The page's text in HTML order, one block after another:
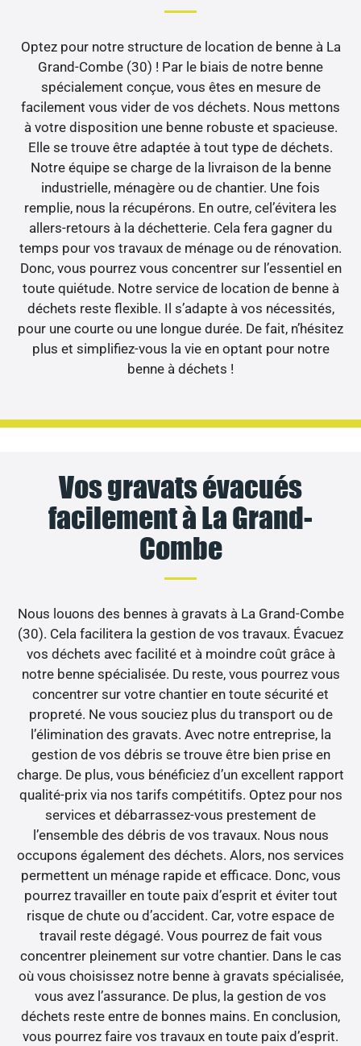
Optez pour notre structure de location de benne à La
Grand-Combe (30) ! Par le biais de notre benne
spécialement conçue, vous êtes en mesure de
facilement vous vider de vos déchets. Nous mettons
à votre disposition une benne robuste et spacieuse.
Elle se trouve être adaptée à tout type de déchets.
Notre équipe se charge de la livraison de la benne
industrielle, ménagère ou de chantier. Une fois
remplie, nous la récupérons. En outre, cel’évitera les
allers-retours à la déchetterie. Cela fera gagner du
temps pour vos travaux de ménage ou de rénovation.
Donc, vous pourrez vous concentrer sur l’essentiel en
toute quiétude. Notre service de location de benne à
déchets reste flexible. Il s’adapte à vos nécessités,
pour une courte ou une longue durée. De fait, n’hésitez
plus et simplifiez-vous la vie en optant pour notre
benne à déchets !
Vos gravats évacués
facilement à La Grand-
Combe
Nous louons des bennes à gravats à La Grand-Combe
(30). Cela facilitera la gestion de vos travaux. Évacuez
vos déchets avec facilité et à moindre coût grâce à
notre benne spécialisée. Du reste, vous pourrez vous
concentrer sur votre chantier en toute sécurité et
propreté. Ne vous souciez plus du transport ou de
l’élimination des gravats. Avec notre entreprise, la
gestion de vos débris se trouve être bien prise en
charge. De plus, vous bénéficiez d’un excellent rapport
qualité-prix via nos tarifs compétitifs. Optez pour nos
services et débarrassez-vous prestement de
l’ensemble des débris de vos travaux. Nous nous
occupons également des déchets. Alors, nos services
permettent un ménage rapide et efficace. Donc, vous
pourrez travailler en toute paix d’esprit et éviter tout
risque de chute ou d’accident. Car, votre espace de
travail reste dégagé. Vous pourrez de fait vous
concentrer pleinement sur votre chantier. Dans le cas
où vous choisissez notre benne à gravats spécialisée,
vous avez l’assurance. De plus, la gestion de vos
déchets reste entre de bonnes mains. En conclusion,
vous pourrez faire vos travaux en toute paix d’esprit.